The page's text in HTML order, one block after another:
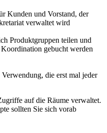
Kunden und Vorstand, der
verwaltet wird
Produktgruppen teilen und
gebucht werden
die erst mal jeder
auf die Räume verwaltet.
sollten Sie sich vorab